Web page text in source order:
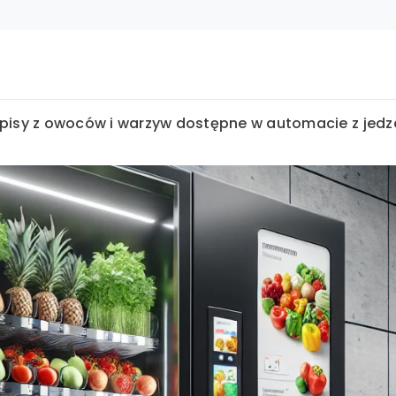
z owoców i warzyw dostępne w automacie z